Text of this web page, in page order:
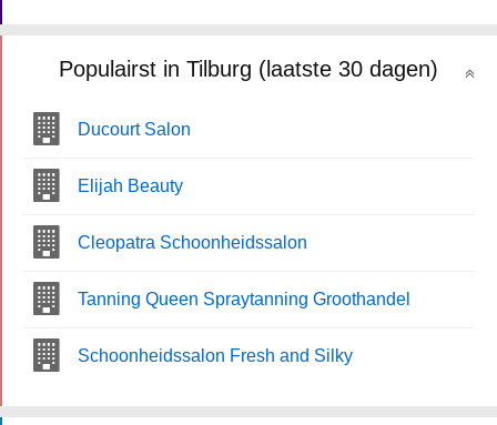
Populairst in Tilburg (laatste 30 dagen)
Ducourt Salon
Elijah Beauty
Cleopatra Schoonheidssalon
Tanning Queen Spraytanning Groothandel
Schoonheidssalon Fresh and Silky